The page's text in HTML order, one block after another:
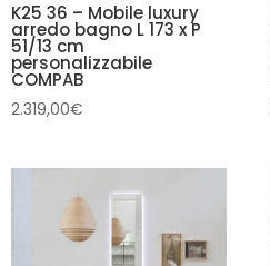
K25 36 – Mobile luxury
arredo bagno L 173 x P
51/13 cm
personalizzabile
COMPAB
2.319,00€